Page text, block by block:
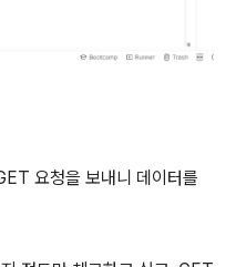
요청을 보내니 데이터를